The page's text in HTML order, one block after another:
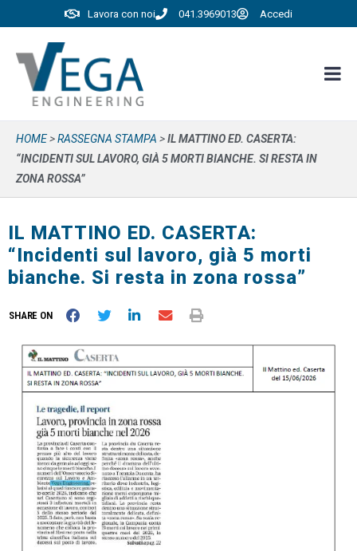
Lavora con noi 041.3969013 Accedi
HOME>RASSEGNA STAMPA >IL MATTINO ED. CASERTA:
“INCIDENTI SUL LAVORO, GIÀ 5 MORTI BIANCHE. SI RESTA IN
ZONA ROSSA”
IL MATTINO ED. CASERTA:
“Incidenti sul lavoro, già 5 morti
bianche. Si resta in zona rossa”
SHARE ON